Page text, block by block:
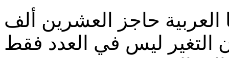
العربية حاجز العشرين ألف
التغير ليس في العدد فقط